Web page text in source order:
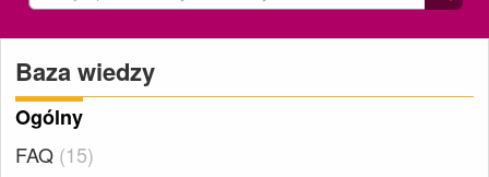
Baza wiedzy
Ogólny
FAQ 15